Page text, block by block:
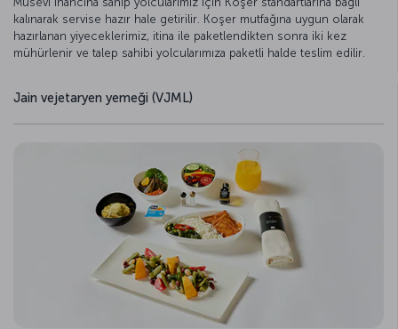
kalınarak servise hazır hale getirilir. Koşer mutfağına uygun olarak
hazırlanan yiyeceklerimiz, itina ile paketlendikten sonra iki kez
mühürlenir ve talep sahibi yolcularımıza paketli halde teslim edilir.
Jain vejetaryen yemeği (VJML)